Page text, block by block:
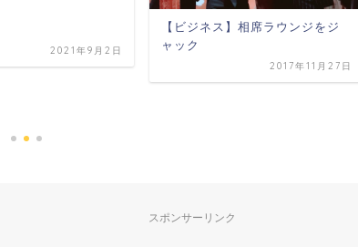
2017年11月27日
【ビットコインが大暴落しまし
スポンサーリンク